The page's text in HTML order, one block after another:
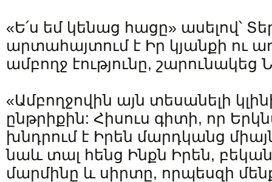
«Ե՛ս եմ կենաց հացը» ասելով՝
արտահայտում է Իր կյանքի ու
ամբողջ էությունը, շարունակեց
«Ամբողջովին այն տեսանելի
ընթրիքին: Հիսուս գիտի, որ
խնդրում է Իրեն մարդկանց
նաև տալ հենց Ինքն Իրեն,
մարմինը և սիրտը, որպեսզի